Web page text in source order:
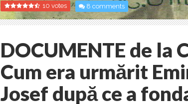
10 votes 8 comments
DOCUMENTE de la
Cum era urmărit
Josef după ce a